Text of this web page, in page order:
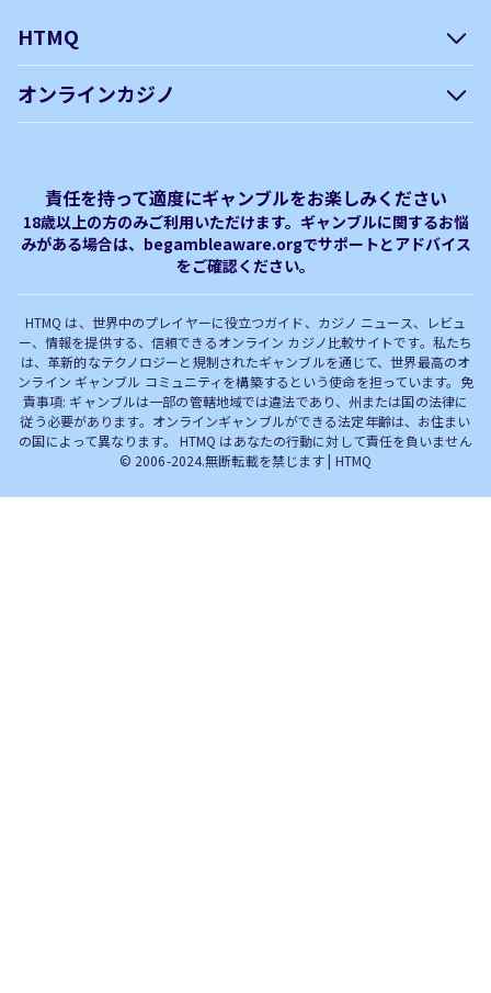
HTMQ
オンラインカジノ
オンラインカジノ フリースピ
ン おすすめ
Plinko｜プリンコとは？
オンラインカジノ最新サイト
オンラインカジノボーナス
責任を持って適度にギャンブルをお楽しみください
18歳以上の方のみご利用いただけます。ギャンブルに関するお悩
みがある場合は、begambleaware.orgでサポートとアドバイス
をご確認ください。
HTMQ は、世界中のプレイヤーに役立つガイド、カジノ ニュース、レビュ
ー、情報を提供する、信頼できるオンライン カジノ比較サイトです。私たち
は、革新的なテクノロジーと規制されたギャンブルを通じて、世界最高のオ
ンライン ギャンブル コミュニティを構築するという使命を担っています。免
責事項: ギャンブルは一部の管轄地域では違法であり、州または国の法律に
従う必要があります。オンラインギャンブルができる法定年齢は、お住まい
の国によって異なります。 HTMQ はあなたの行動に対して責任を負いません
© 2006-2024.無断転載を禁じます | HTMQ